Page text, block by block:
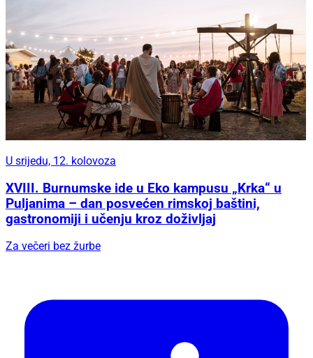
U srijedu, 12. kolovoza
XVIII. Burnumske ide u Eko kampusu „Krka“ u
Puljanima – dan posvećen rimskoj baštini,
gastronomiji i učenju kroz doživljaj
Za večeri bez žurbe